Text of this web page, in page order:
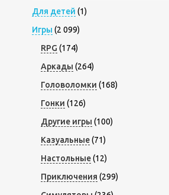
Для детей (1)
Игры (2 099)
RPG (174)
Аркады (264)
Головоломки (168)
Гонки (126)
Другие игры (100)
Казуальные(71)
Настольные(12)
Приключения (299)